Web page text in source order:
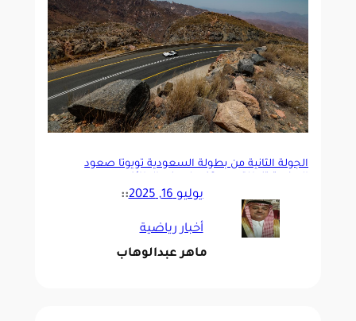
الجولة الثانية من بطولة السعودية تويوتا صعود
يوليو 16, 2025 ::
أخبار رياضية
ماهر عبدالوهاب